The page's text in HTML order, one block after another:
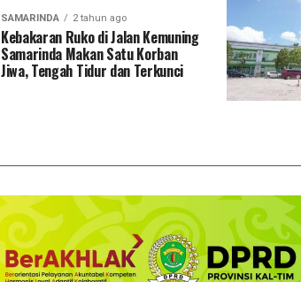
SAMARINDA 2 tahun ago
Kebakaran Ruko di Jalan Kemuning
Samarinda Makan Satu Korban
Jiwa, Tengah Tidur dan Terkunci